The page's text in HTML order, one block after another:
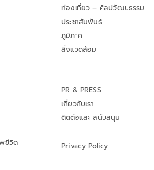
ท่องเที่ยว – ศิลปวัฒนธรรม
ประชาสัมพันธ์
ภูมิภาค
สิ่งแวดล้อม
ชีวิต
PR & PRESS
เกี่ยวกับเรา
ติดต่อและ สนับสนุน
Privacy Policy